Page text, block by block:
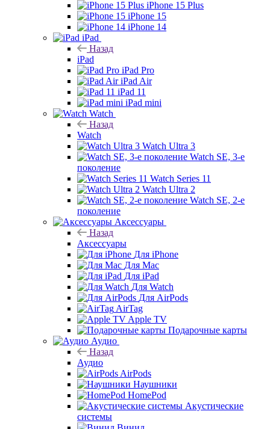
iPhone 15 Plus
iPhone 15
iPhone 14
iPad
Назад
iPad
iPad Pro
iPad Air
iPad 11
iPad mini
Watch
Назад
Watch
Watch Ultra 3
Watch SE, 3-е
поколение
Watch Series 11
Watch Ultra 2
Watch SE, 2-е
поколение
Аксессуары
Назад
Аксессуары
Для iPhone
Для Mac
Для iPad
Для Watch
Для AirPods
AirTag
Apple TV
Подарочные карты
Аудио
Назад
Аудио
AirPods
Наушники
HomePod
Акустические
системы